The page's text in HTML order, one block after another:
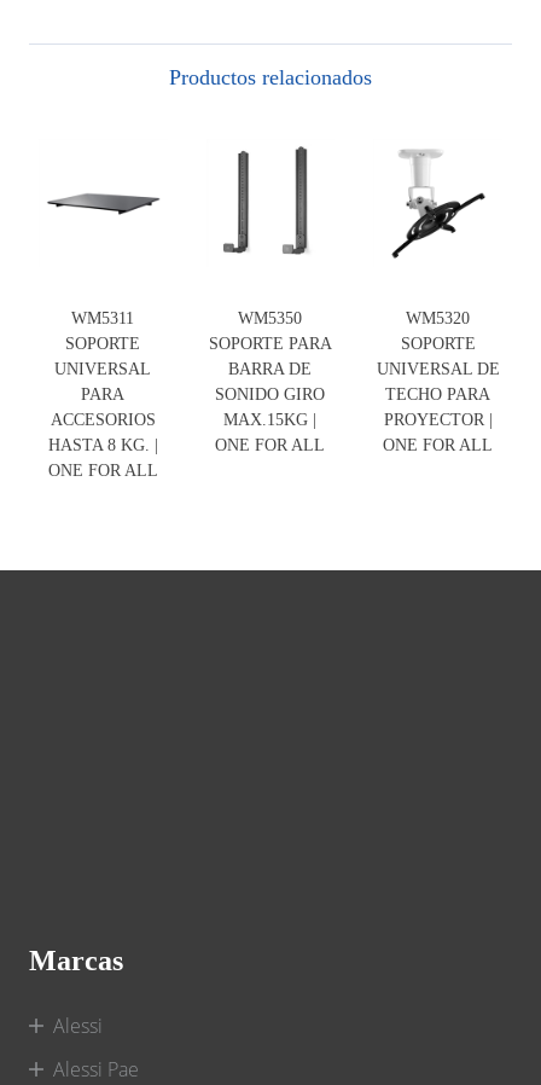
Productos relacionados
WM5311
SOPORTE
UNIVERSAL
PARA
ACCESORIOS
HASTA 8 KG. |
ONE FOR ALL
WM5350
SOPORTE PARA
BARRA DE
SONIDO GIRO
MAX.15KG |
ONE FOR ALL
WM5320
SOPORTE
UNIVERSAL DE
TECHO PARA
PROYECTOR |
ONE FOR ALL
Marcas
Alessi
Alessi Pae